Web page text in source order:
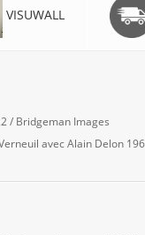
VISUWALL
/ Bridgeman Images
avec Alain Delon